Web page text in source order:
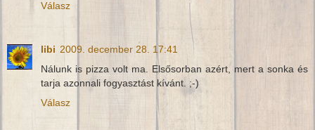
Válasz
libi 2009. december 28. 17:41
Nálunk is pizza volt ma. Elsősorban azért, mert a sonka és
tarja azonnali fogyasztást kívánt. ;-)
Válasz